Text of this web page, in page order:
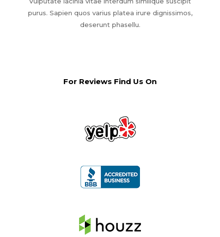
purus. Sapien quos varius platea irure dignissimos,
deserunt phasellu.
For Reviews Find Us On